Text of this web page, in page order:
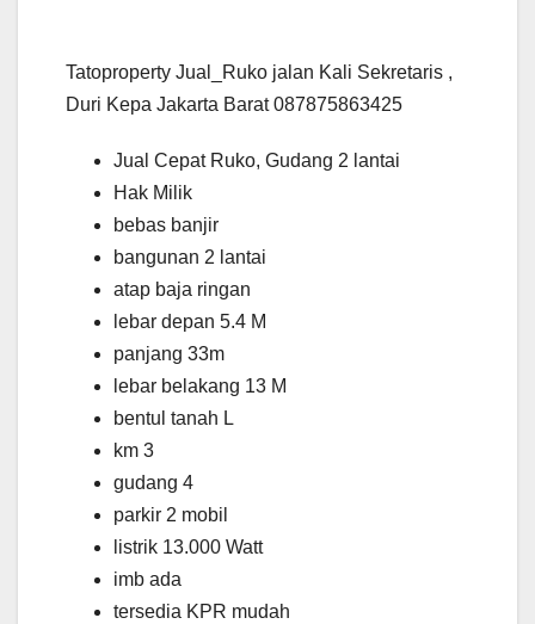
Tatoproperty Jual_Ruko jalan Kali Sekretaris ,
Duri Kepa Jakarta Barat 087875863425
Jual Cepat Ruko, Gudang 2 lantai
Hak Milik
bebas banjir
bangunan 2 lantai
atap baja ringan
lebar depan 5.4 M
panjang 33m
lebar belakang 13 M
bentul tanah L
km 3
gudang 4
parkir 2 mobil
listrik 13.000 Watt
imb ada
tersedia KPR mudah